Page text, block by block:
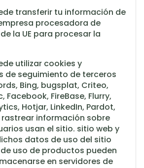
transferir tu información de
procesadora de
la UE para procesar la
utilizar cookies y
de seguimiento de terceros
Bing, bugsplat, Criteo,
Facebook, FireBase, Flurry,
Hotjar, LinkedIn, Pardot,
información sobre
usan el sitio. sitio web y
datos de uso del sitio
uso de productos pueden
en servidores de